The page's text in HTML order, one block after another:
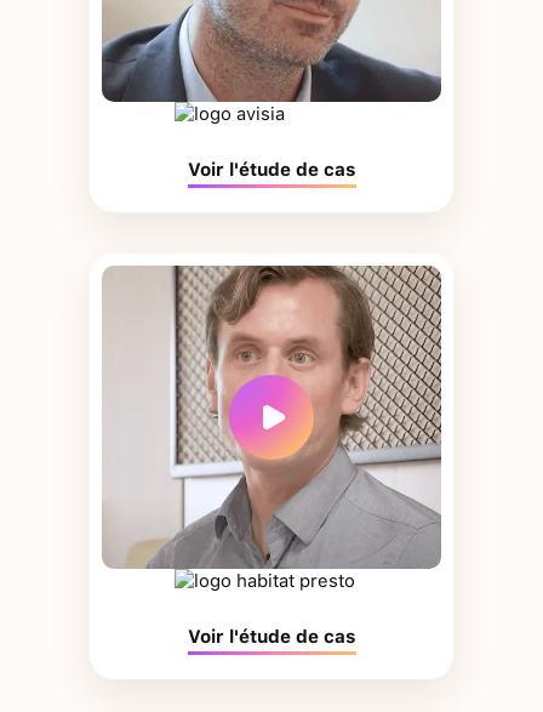
Voir l'étude de cas
Voir l'étude de cas